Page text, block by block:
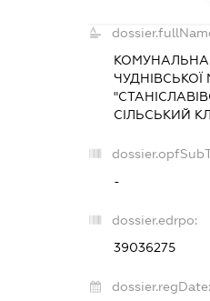
ЧУДНІВСЬКОЇ
СІЛЬСЬКИЙ
-
dossier.edrpo:
39036275
dossier.regDate: